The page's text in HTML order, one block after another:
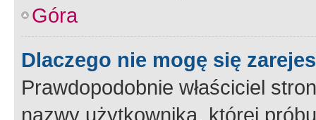
Góra
Dlaczego nie mogę się
Prawdopodobnie właściciel
nazwy użytkownika, której